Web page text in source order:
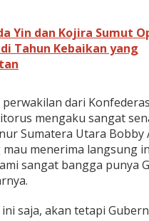
Yin dan Kojira Sumut
Tahun Kebaikan yang
dari
mengaku sangat
Sumatera Utara Bobby
menerima langsung
sangat bangga punya
saja, akan tetapi